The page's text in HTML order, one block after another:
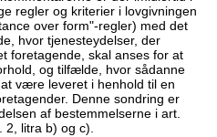
regler og kriterier i lovgivningen
over form"-regler) med det
hvor tjenesteydelser, der
foretagende, skal anses for at
og tilfælde, hvor sådanne
være leveret i henhold til en
Denne sondring er
af bestemmelserne i art.
litra b) og c).